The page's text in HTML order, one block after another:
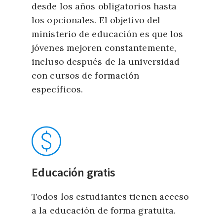
desde los años obligatorios hasta
los opcionales. El objetivo del
ministerio de educación es que los
jóvenes mejoren constantemente,
incluso después de la universidad
con cursos de formación
específicos.
Educación gratis
Todos los estudiantes tienen acceso
a la educación de forma gratuita.